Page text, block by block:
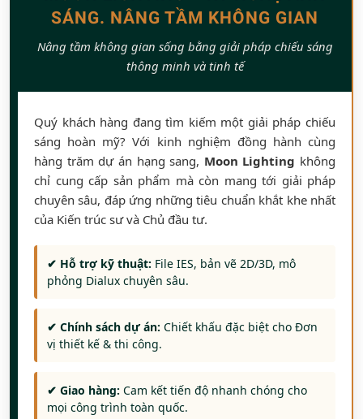
SÁNG. NÂNG TẦM KHÔNG GIAN
Nâng tầm không gian sống bằng giải pháp chiếu sáng
thông minh và tinh tế
Quý khách hàng đang tìm kiếm một giải pháp chiếu
sáng hoàn mỹ? Với kinh nghiệm đồng hành cùng
hàng trăm dự án hạng sang, Moon Lighting không
chỉ cung cấp sản phẩm mà còn mang tới giải pháp
chuyên sâu, đáp ứng những tiêu chuẩn khắt khe nhất
của Kiến trúc sư và Chủ đầu tư.
✔ Hỗ trợ kỹ thuật: File IES, bản vẽ 2D/3D, mô
phỏng Dialux chuyên sâu.
✔ Chính sách dự án: Chiết khấu đặc biệt cho Đơn
vị thiết kế & thi công.
✔ Giao hàng: Cam kết tiến độ nhanh chóng cho
mọi công trình toàn quốc.